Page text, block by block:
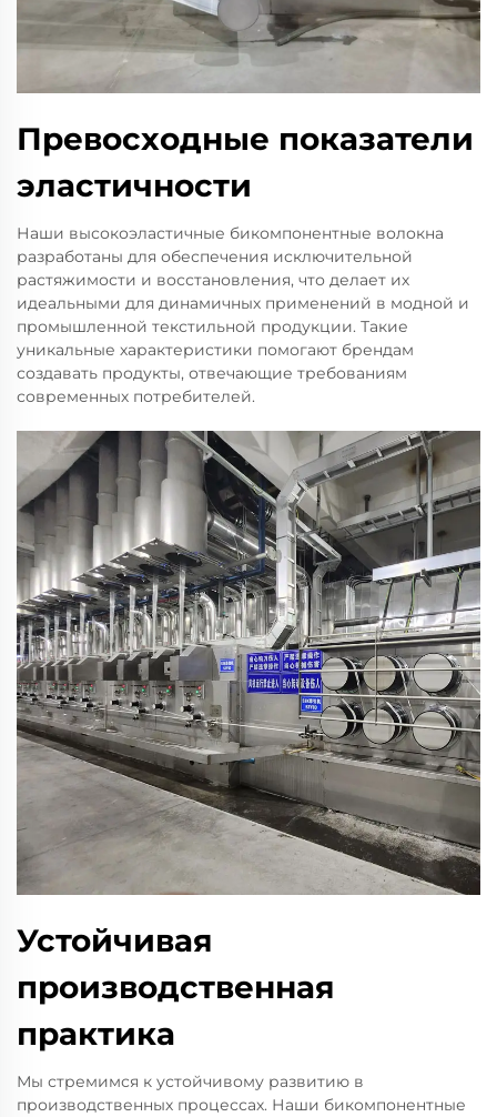
Превосходные показатели
эластичности
Наши высокоэластичные бикомпонентные волокна
разработаны для обеспечения исключительной
растяжимости и восстановления, что делает их
идеальными для динамичных применений в модной и
промышленной текстильной продукции. Такие
уникальные характеристики помогают брендам
создавать продукты, отвечающие требованиям
современных потребителей.
Устойчивая
производственная
практика
Мы стремимся к устойчивому развитию в
производственных процессах. Наши бикомпонентные